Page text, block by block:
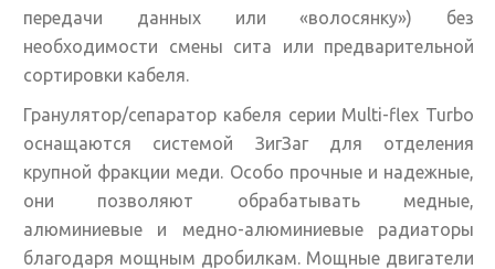
передачи данных или «волосянку») без
необходимости смены сита или предварительной
сортировки кабеля.
Гранулятор/сепаратор кабеля серии Multi-flex Turbo
оснащаются системой ЗигЗаг для отделения
крупной фракции меди. Особо прочные и надежные,
они позволяют обрабатывать медные,
алюминиевые и медно-алюминиевые радиаторы
благодаря мощным дробилкам. Мощные двигатели